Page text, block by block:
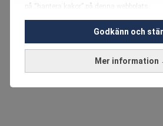
på “hantera kakor” på denna webbplats.
Du kan fördjupa dig ytterligare i
Vi använder kakor och
Nödvändiga cookies och liknande
Mer information
Godkänn och